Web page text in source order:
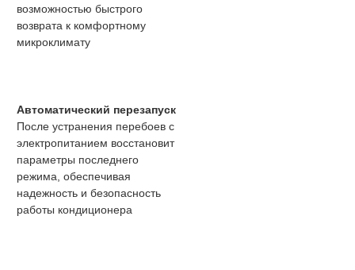
возможностью быстрого
возврата к комфортному
микроклимату
Автоматический перезапуск
После устранения перебоев с
электропитанием восстановит
параметры последнего
режима, обеспечивая
надежность и безопасность
работы кондиционера